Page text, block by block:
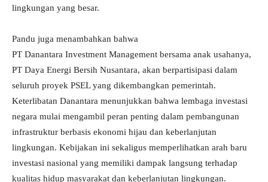
lingkungan yang besar.
Pandu juga menambahkan bahwa
PT Danantara Investment Management bersama anak usahanya,
PT Daya Energi Bersih Nusantara, akan berpartisipasi dalam
seluruh proyek PSEL yang dikembangkan pemerintah.
Keterlibatan Danantara menunjukkan bahwa lembaga investasi
negara mulai mengambil peran penting dalam pembangunan
infrastruktur berbasis ekonomi hijau dan keberlanjutan
lingkungan. Kebijakan ini sekaligus memperlihatkan arah baru
investasi nasional yang memiliki dampak langsung terhadap
kualitas hidup masyarakat dan keberlanjutan lingkungan.